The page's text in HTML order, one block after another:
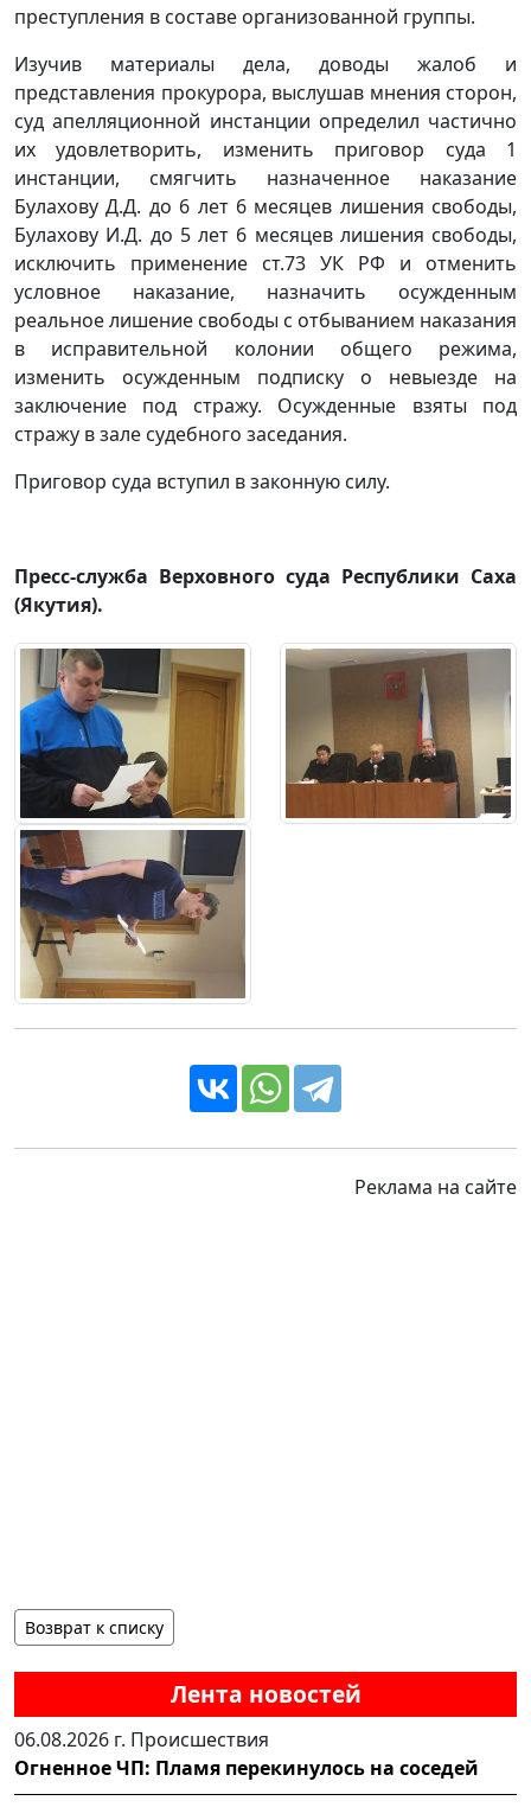
Лента новостей
06.08.2026 г. Происшествия
Огненное ЧП: Пламя перекинулось на соседей
преступления в составе организованной группы.
Изучив материалы дела, доводы жалоб и
представления прокурора, выслушав мнения сторон,
суд апелляционной инстанции определил частично
их удовлетворить, изменить приговор суда 1
инстанции, смягчить назначенное наказание
Булахову Д.Д. до 6 лет 6 месяцев лишения свободы,
Булахову И.Д. до 5 лет 6 месяцев лишения свободы,
исключить применение ст.73 УК РФ и отменить
условное наказание, назначить осужденным
реальное лишение свободы с отбыванием наказания
в исправительной колонии общего режима,
изменить осужденным подписку о невыезде на
заключение под стражу. Осужденные взяты под
стражу в зале судебного заседания.
Приговор суда вступил в законную силу.
Пресс-служба Верховного суда Республики Саха
(Якутия).
Реклама на сайте
Возврат к списку